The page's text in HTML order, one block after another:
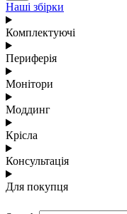
Наші збірки
Комплектуючі
Периферія
Монітори
Моддинг
Крісла
Консультація
Для покупця